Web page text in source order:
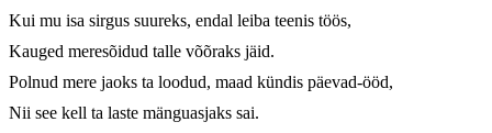
Kui mu isa sirgus suureks, endal leiba teenis töös,
Kauged meresõidud talle võõraks jäid.
Polnud mere jaoks ta loodud, maad kündis päevad-ööd,
Nii see kell ta laste mänguasjaks sai.